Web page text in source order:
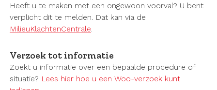
Heeft u te maken met een ongewoon voorval? U bent
verplicht dit te melden. Dat kan via de
MilieuKlachtenCentrale.
Verzoek tot informatie
Zoekt u informatie over een bepaalde procedure of
situatie? Lees hier hoe u een Woo-verzoek kunt